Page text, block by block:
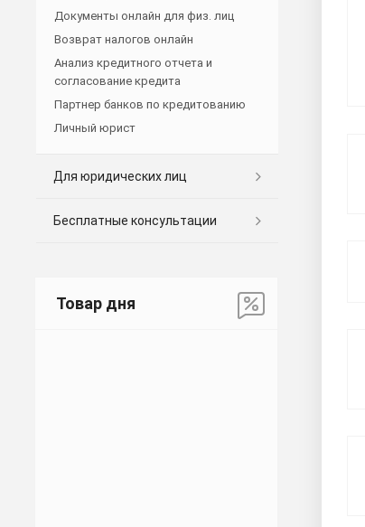
Документы онлайн для физ. лиц
Возврат налогов онлайн
Анализ кредитного отчета и
согласование кредита
Партнер банков по кредитованию
Личный юрист
Для юридических лиц
Бесплатные консультации
Товар дня